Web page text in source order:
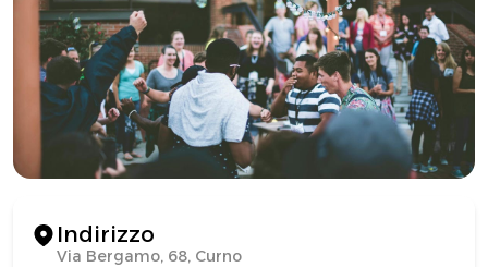
Indirizzo
Via Bergamo, 68, Curno